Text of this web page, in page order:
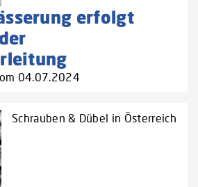
erfolgt
04.07.2024
Schrauben & Dübel in Österreich